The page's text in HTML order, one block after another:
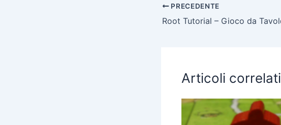
PRECEDENTE
Articoli correlati